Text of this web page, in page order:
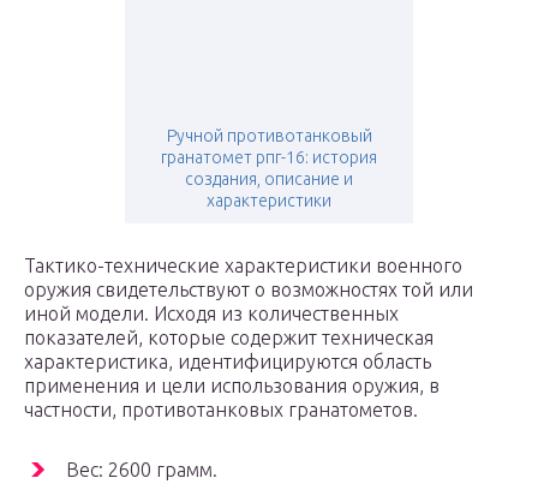
Ручной противотанковый
гранатомет рпг-16: история
создания, описание и
характеристики
Тактико-технические характеристики военного
оружия свидетельствуют о возможностях той или
иной модели. Исходя из количественных
показателей, которые содержит техническая
характеристика, идентифицируются область
применения и цели использования оружия, в
частности, противотанковых гранатометов.
Вес: 2600 грамм.